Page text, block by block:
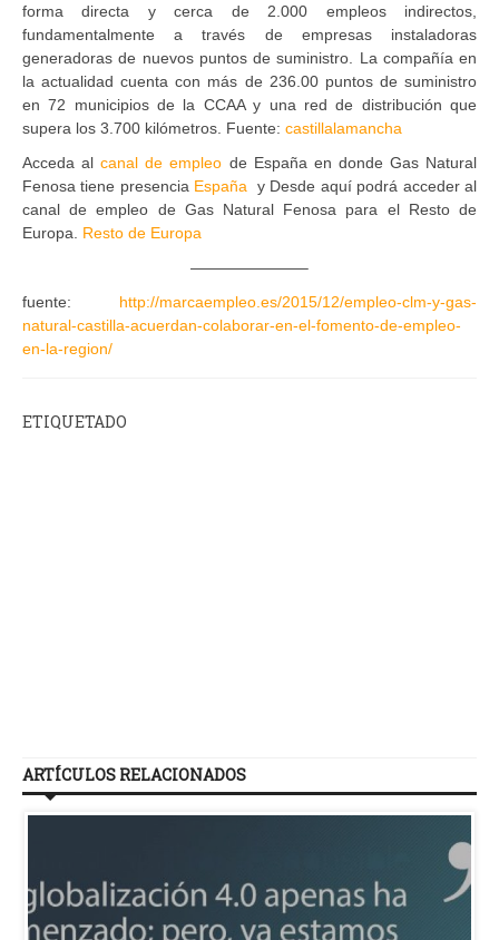
forma directa y cerca de 2.000 empleos indirectos,
fundamentalmente a través de empresas instaladoras
generadoras de nuevos puntos de suministro. La compañía en
la actualidad cuenta con más de 236.00 puntos de suministro
en 72 municipios de la CCAA y una red de distribución que
supera los 3.700 kilómetros. Fuente: castillalamancha
Acceda alcanal de empleo de España en donde Gas Natural
Fenosa tiene presencia España y Desde aquí podrá acceder al
canal de empleo de Gas Natural Fenosa para el Resto de
Europa. Resto de Europa
———————–
fuente: http://marcaempleo.es/2015/12/empleo-clm-y-gas-
natural-castilla-acuerdan-colaborar-en-el-fomento-de-empleo-
en-la-region/
ETIQUETADO
ARTÍCULOS RELACIONADOS